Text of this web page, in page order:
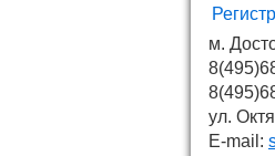
м.
ул.
E-mail: